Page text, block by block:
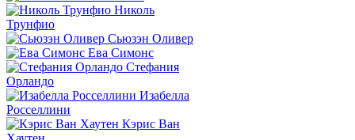
Николь
Трунфио
Сьюзэн Оливер
Ева Симонс
Стефания
Орландо
Изабелла
Росселлини
Кэрис Ван